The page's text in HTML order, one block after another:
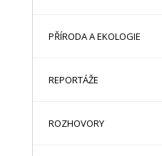
PŘÍRODA A EKOLOGIE
REPORTÁŽE
ROZHOVORY